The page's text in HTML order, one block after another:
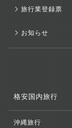
旅行業登録票
お知らせ
格安国内旅行
沖縄旅行